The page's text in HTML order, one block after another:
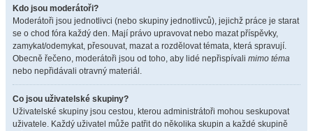
Kdo jsou moderátoři?
Moderátoři jsou jednotlivci (nebo skupiny jednotlivců), jejichž práce je starat
se o chod fóra každý den. Mají právo upravovat nebo mazat příspěvky,
zamykat/odemykat, přesouvat, mazat a rozdělovat témata, která spravují.
Obecně řečeno, moderátoři jsou od toho, aby lidé nepřispívali mimo téma
nebo nepřidávali otravný materiál.
Co jsou uživatelské skupiny?
Uživatelské skupiny jsou cestou, kterou administrátoři mohou seskupovat
uživatele. Každý uživatel může patřit do několika skupin a každé skupině